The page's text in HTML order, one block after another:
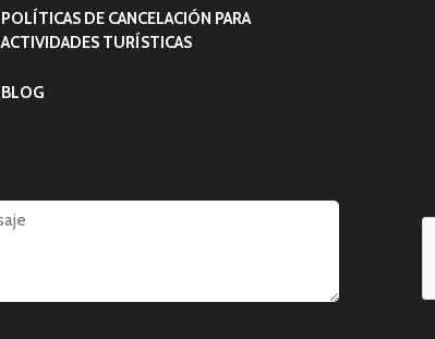
POLÍTICAS DE CANCELACIÓN PARA
ACTIVIDADES TURÍSTICAS
BLOG